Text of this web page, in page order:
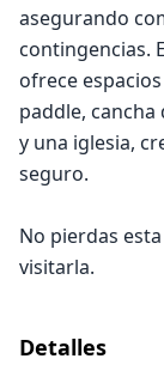
asegurando
contingencias.
ofrece
paddle,
y una iglesia,
seguro.
No pierdas
visitarla.
Detalles